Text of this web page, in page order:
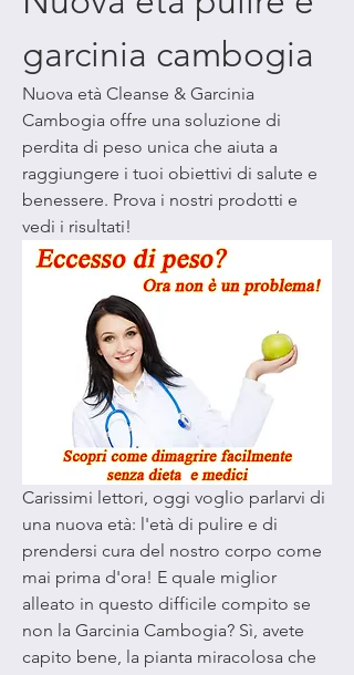
garcinia cambogia
Nuova età Cleanse & Garcinia
Cambogia offre una soluzione di
perdita di peso unica che aiuta a
raggiungere i tuoi obiettivi di salute e
benessere. Prova i nostri prodotti e
vedi i risultati!
Carissimi lettori, oggi voglio parlarvi di
una nuova età: l'età di pulire e di
prendersi cura del nostro corpo come
mai prima d'ora! E quale miglior
alleato in questo difficile compito se
non la Garcinia Cambogia? Sì, avete
capito bene, la pianta miracolosa che